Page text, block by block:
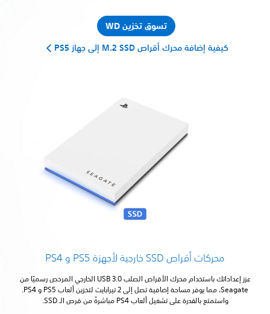
تسوق تخزين WD
كيفية إضافة محرك أقراص M.2 SSD إلى جهاز PS5
محركات أقراص SSD خارجية لأجهزة PS5 و PS4
عزز إعداداتك باستخدام محرك الأقراص الصلب USB 3.0 الخارجي المرخص رسميًا من
Seagate، مما يوفر مساحة إضافية تصل إلى 2 تيرابايت لتخزين ألعاب PS5 و PS4.
واستمتع بالقدرة على تشغيل ألعاب PS4 مباشرةً من قرص الـ SSD.